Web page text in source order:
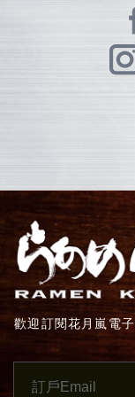
歡迎訂閱花月嵐電